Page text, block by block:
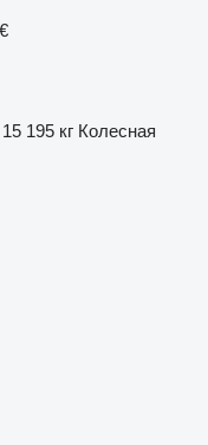
15 195 кг Колесная